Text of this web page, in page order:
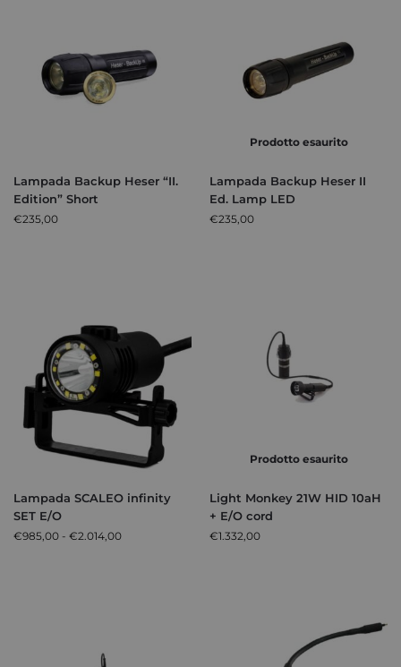
Lampada Backup Heser “II.
Edition” Short
€235,00
Prodotto esaurito
Lampada Backup Heser II
Ed. Lamp LED
€235,00
Lampada SCALEO infinity
SET E/O
€985,00 - €2.014,00
Prodotto esaurito
Light Monkey 21W HID 10aH
+ E/O cord
€1.332,00